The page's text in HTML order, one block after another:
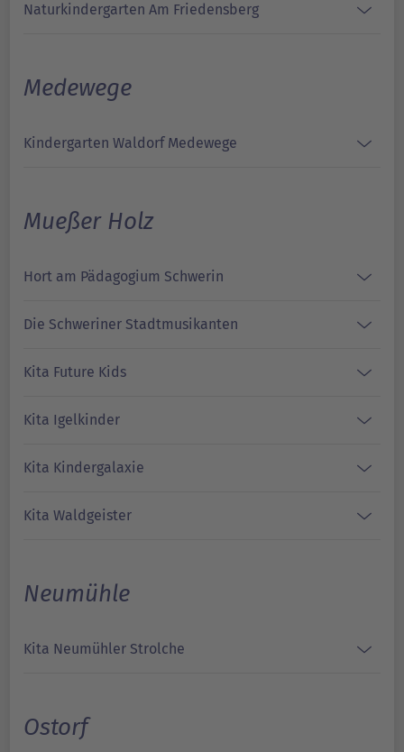
Naturkindergarten Am Friedensberg
Medewege
Kindergarten Waldorf Medewege
Mueßer Holz
Hort am Pädagogium Schwerin
Die Schweriner Stadtmusikanten
Kita Future Kids
Kita Igelkinder
Kita Kindergalaxie
Kita Waldgeister
Neumühle
Kita Neumühler Strolche
Ostorf